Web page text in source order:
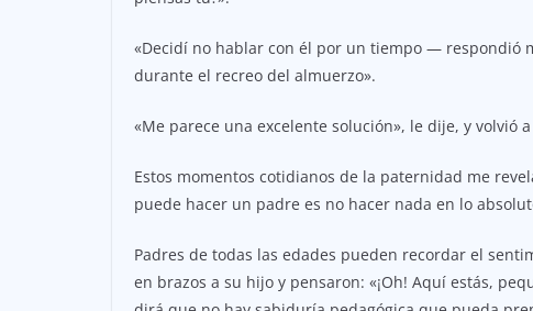
«Decidí no hablar con él por un tiempo —
durante el recreo del almuerzo».
«Me parece una excelente solución», le dije, y volvió
Estos momentos cotidianos de la paternidad me
puede hacer un padre es no hacer nada en lo
Padres de todas las edades pueden recordar el
en brazos a su hijo y pensaron: «¡Oh! Aquí estás,